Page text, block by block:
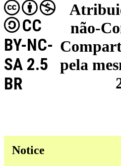
não-
pela
CC
BY-NC-
SA 2.5
BR
Notice